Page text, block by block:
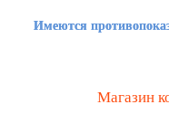
Имеются
Магазин